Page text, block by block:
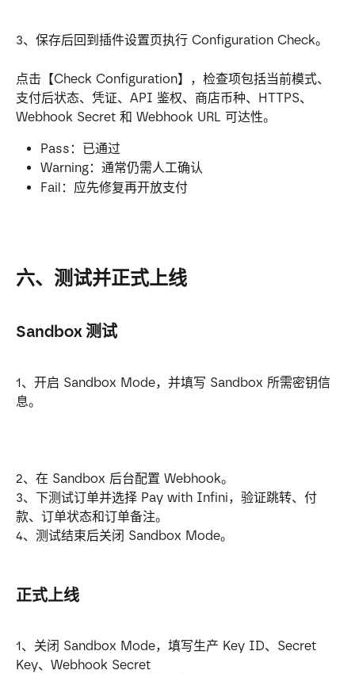
3、保存后回到插件设置页执行 Configuration Check。
点击【Check Configuration】，检查项包括当前模式、
支付后状态、凭证、API 鉴权、商店币种、HTTPS、
Webhook Secret 和 Webhook URL 可达性。
Pass：已通过
Warning：通常仍需人工确认
Fail：应先修复再开放支付
六、测试并正式上线
Sandbox 测试
1、开启 Sandbox Mode，并填写 Sandbox 所需密钥信
息。
2、在 Sandbox 后台配置 Webhook。
3、下测试订单并选择 Pay with Infini，验证跳转、付
款、订单状态和订单备注。
4、测试结束后关闭 Sandbox Mode。
正式上线
1、关闭 Sandbox Mode，填写生产 Key ID、Secret
Key、Webhook Secret